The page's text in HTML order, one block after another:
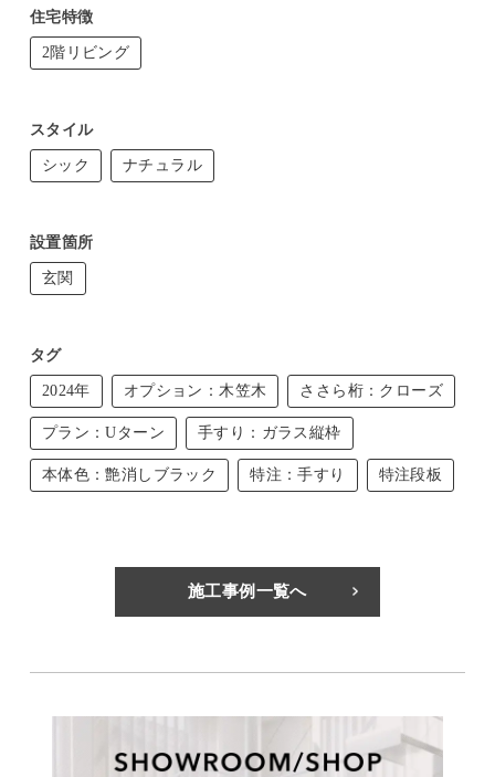
住宅特徴
2階リビング
スタイル
シック ナチュラル
設置箇所
玄関
タグ
2024年 オプション：木笠木 ささら桁：クローズ
プラン：Uターン 手すり：ガラス縦枠
本体色：艶消しブラック 特注：手すり 特注段板
施工事例一覧へ